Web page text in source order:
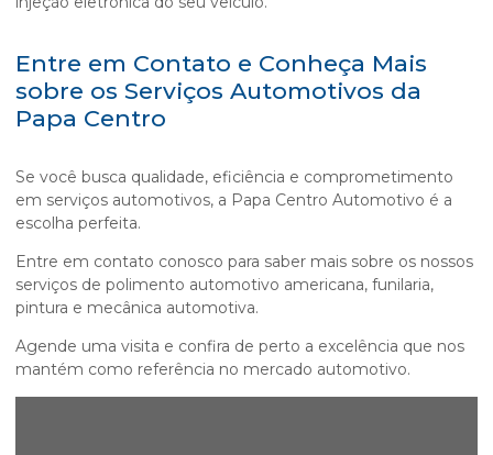
Entre em Contato e Conheça Mais
sobre os Serviços Automotivos da
Papa Centro
Se você busca qualidade, eficiência e comprometimento
em serviços automotivos, a Papa Centro Automotivo é a
escolha perfeita.
Entre em contato conosco para saber mais sobre os nossos
serviços de polimento automotivo americana, funilaria,
pintura e mecânica automotiva.
Agende uma visita e confira de perto a excelência que nos
mantém como referência no mercado automotivo.